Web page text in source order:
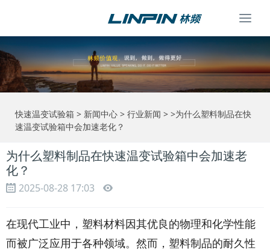
快速温变试验箱 > 新闻中心 > 行业新闻 > >为什么塑料制品在快
速温变试验箱中会加速老化？
为什么塑料制品在快速温变试验箱中会加速老
化？
2025-08-28 17:03
在现代工业中，塑料材料因其优良的物理和化学性能
而被广泛应用于各种领域。然而，塑料制品的耐久性